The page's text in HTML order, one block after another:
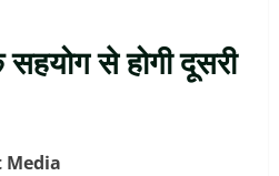
से होगी दूसरी